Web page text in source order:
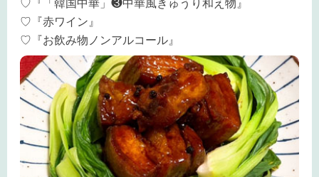
♡『「韓国中華」❸中華風きゅうり和え物』
♡『赤ワイン』
♡『お飲み物ノンアルコール』